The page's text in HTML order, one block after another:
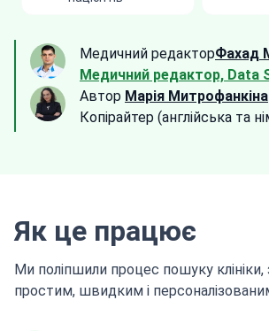
Медичний редакторФахад
Медичний редактор, Data
Автор Марія Митрофанкіна
Копірайтер (англійська та
Як це працює
Ми поліпшили процес пошуку
простим, швидким і